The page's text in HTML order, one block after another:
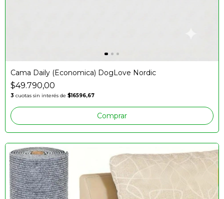
Cama Daily (Economica) DogLove Nordic
$49.790,00
3 cuotas sin interés de $16596,67
Comprar